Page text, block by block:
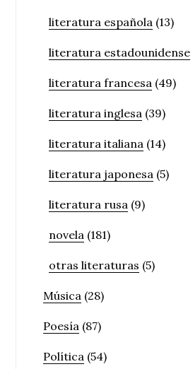
literatura española (13)
literatura estadounidense
literatura francesa (49)
literatura inglesa (39)
literatura italiana (14)
literatura japonesa (5)
literatura rusa (9)
novela (181)
otras literaturas (5)
Música (28)
Poesía (87)
Política (54)